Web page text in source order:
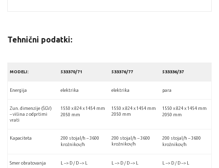
Tehnični podatki:
MODELI: 533370/71 533376/77 533336/37
Energija elektrika elektrika para
Zun. dimenzije (ŠGV)
– višina z odprtimi
vrati
1550 x 824 x 1454 mm
2050 mm
1550 x 824 x 1454 mm
2050 mm
1550 x 824 x 1454 mm
2050 mm
Kapaciteta
200 stojal/h – 3600
krožnikov/h
200 stojal/h – 3600
krožnikov/h
200 stojal/h – 3600
krožnikov/h
Smer obratovanja L –> D / D –> L L –> D / D –> L L –> D / D –> L